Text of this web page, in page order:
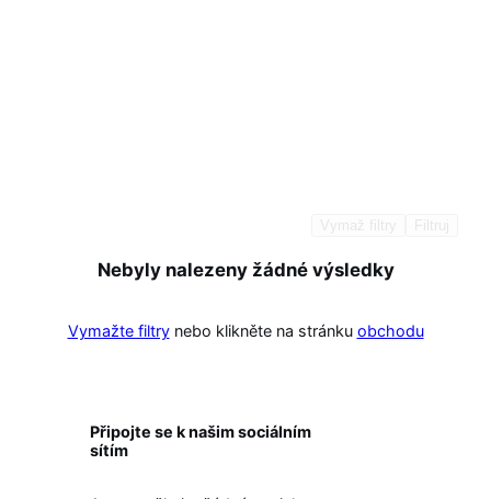
Nebyly nalezeny žádné výsledky
Vymažte filtrynebo klikněte na stránku obchodu
Připojte se k našim sociálním
sítím